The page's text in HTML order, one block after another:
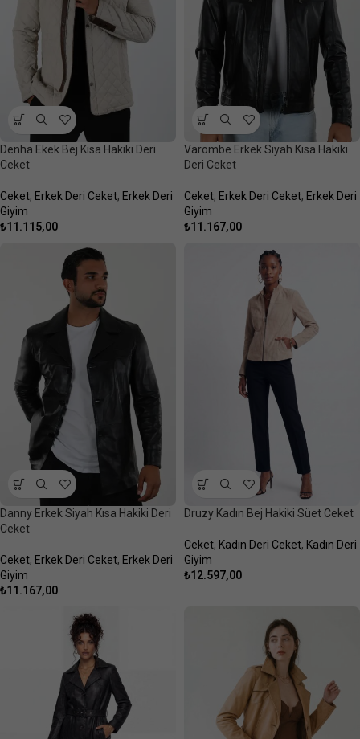
Denha Ekek Bej Kısa Hakiki Deri
Ceket
Ceket, Erkek Deri Ceket, Erkek Deri
Giyim
₺11.115,00
Varombe Erkek Siyah Kısa Hakiki
Deri Ceket
Ceket, Erkek Deri Ceket, Erkek Deri
Giyim
₺11.167,00
Danny Erkek Siyah Kısa Hakiki Deri
Ceket
Ceket, Erkek Deri Ceket, Erkek Deri
Giyim
₺11.167,00
Druzy Kadın Bej Hakiki Süet Ceket
Ceket, Kadın Deri Ceket, Kadın Deri
Giyim
₺12.597,00